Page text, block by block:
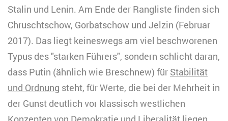
Stalin und Lenin. Am Ende der Rangliste finden sich
Chruschtschow, Gorbatschow und Jelzin (Februar
2017). Das liegt keineswegs am viel beschworenen
Typus des "starken Führers", sondern schlicht daran,
dass Putin (ähnlich wie Breschnew) für Stabilität
und Ordnung steht, für Werte, die bei der Mehrheit in
der Gunst deutlich vor klassisch westlichen